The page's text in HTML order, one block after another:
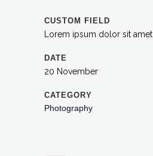
CUSTOM FIELD
Lorem ipsum dolor sit amet
DATE
20 November
CATEGORY
Photography